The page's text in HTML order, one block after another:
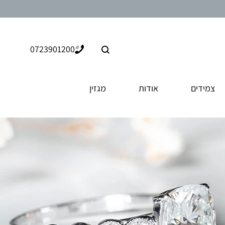
חיפוש 0723901200
צמידים אודות
מגזין